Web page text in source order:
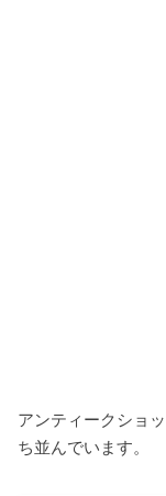
アンティークショ
ち並んでいます。